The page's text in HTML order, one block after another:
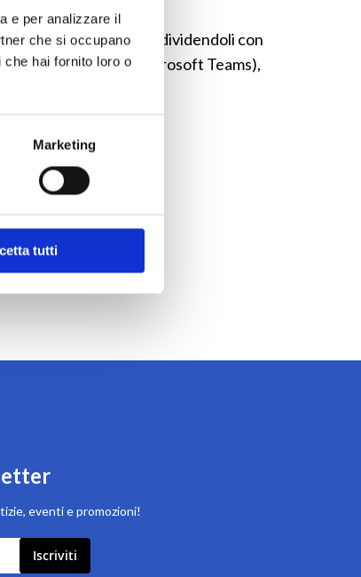
e per analizzare il
che si occupano
hai fornito loro o
Marketing
tutti
e animazioni, condividendoli con
Classroom e Microsoft Teams),
clic.
eventi e promozioni!
Iscriviti